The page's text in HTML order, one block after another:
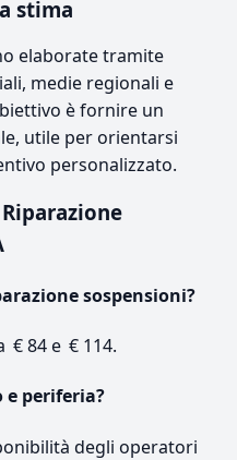
stima
elaborate tramite
medie regionali e
è fornire un
utile per orientarsi
personalizzato.
sospensioni?
€ 84 e € 114.
e periferia?
degli operatori